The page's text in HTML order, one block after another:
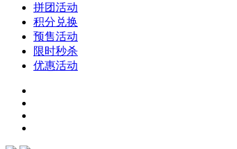
拼团活动
积分兑换
预售活动
限时秒杀
优惠活动